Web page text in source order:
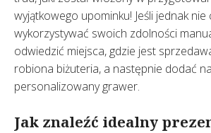
wyjątkowego upominku! Jeśli jednak nie
wykorzystywać swoich zdolności
odwiedzić miejsca, gdzie jest
robiona biżuteria, a następnie dodać
personalizowany grawer.
Jak znaleźć idealny